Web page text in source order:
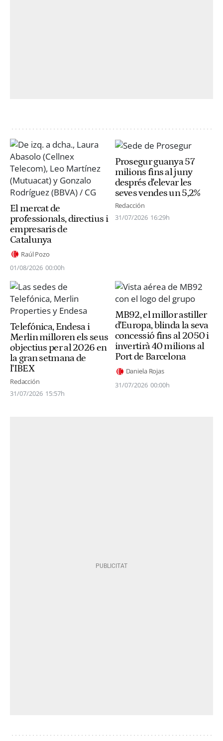
El mercat de
professionals, directius i
empresaris de
Catalunya
Raúl Pozo
01/08/2026 00:00h
Prosegur guanya 57
milions fins al juny
després d'elevar les
seves vendes un 5,2%
Redacción
31/07/2026 16:29h
Telefónica, Endesa i
Merlin milloren els seus
objectius per al 2026 en
la gran setmana de
l'IBEX
Redacción
31/07/2026 15:57h
MB92, el millor astiller
d'Europa, blinda la seva
concessió fins al 2050 i
invertirà 40 milions al
Port de Barcelona
Daniela Rojas
31/07/2026 00:00h